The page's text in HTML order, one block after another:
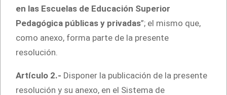
en las Escuelas de Educación Superior
Pedagógica públicas y privadas”; el mismo que,
como anexo, forma parte de la presente
resolución.
Artículo 2.- Disponer la publicación de la presente
resolución y su anexo, en el Sistema de